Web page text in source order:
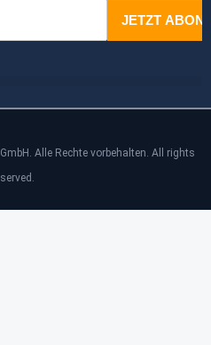
Alle Rechte vorbehalten. All rights